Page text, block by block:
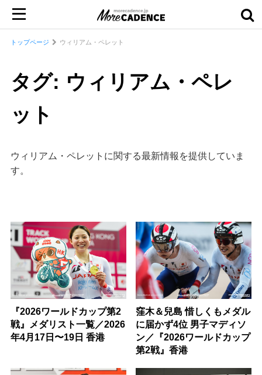
トップページ ウィリアム・ペレット
タグ: ウィリアム・ペレ
ット
ウィリアム・ペレットに関する最新情報を提供していま
す。
『2026ワールドカップ第2
戦』メダリスト一覧／2026
年4月17日〜19日 香港
窪木＆兒島 惜しくもメダル
に届かず4位 男子マディソ
ン／『2026ワールドカップ
第2戦』香港